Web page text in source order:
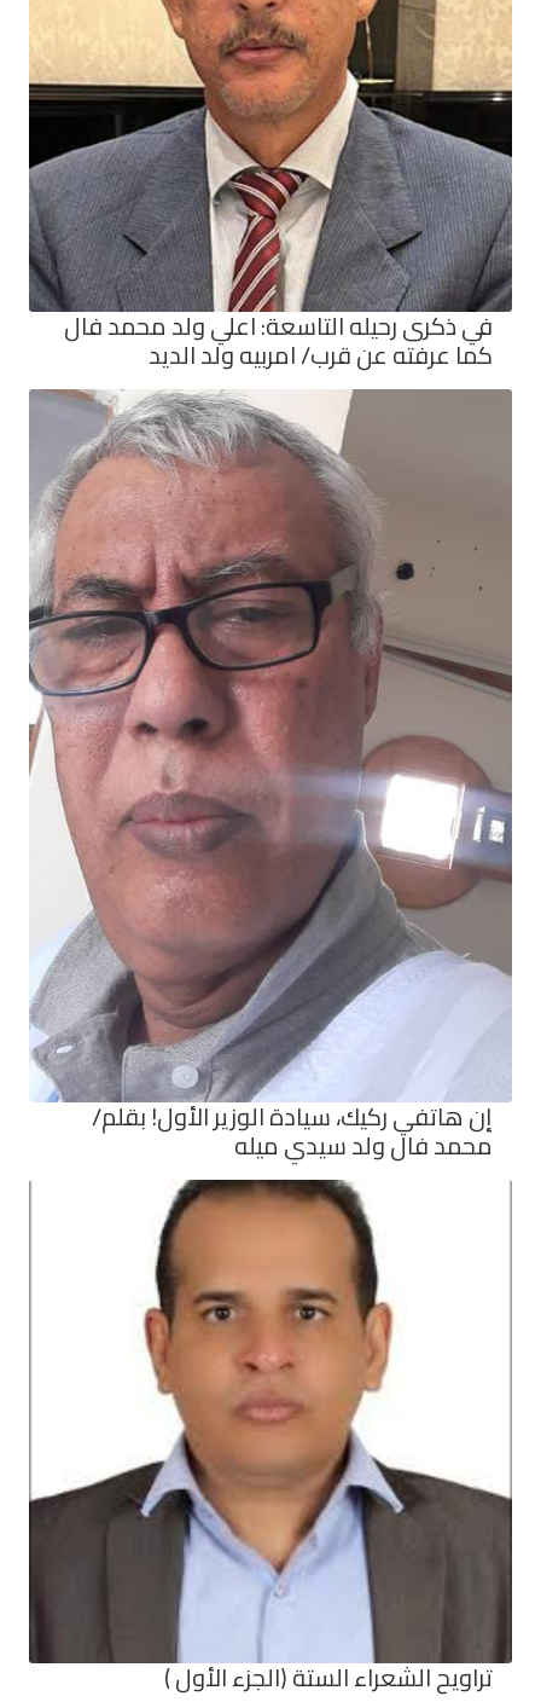
في ذكرى رحيله التاسعة: اعلي ولد محمد فال
كما عرفته عن قرب/ امربيه ولد الديد
إن هاتفي ركيك، سيادة الوزير الأول! بقلم/
محمد فال ولد سيدي ميله
تراويح الشعراء الستة (الجزء الأول )